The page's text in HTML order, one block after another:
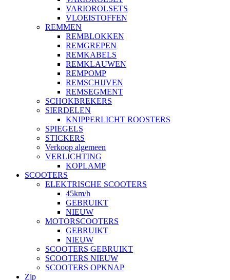
VARIOROLSETS
VLOEISTOFFEN
REMMEN
REMBLOKKEN
REMGREPEN
REMKABELS
REMKLAUWEN
REMPOMP
REMSCHIJVEN
REMSEGMENT
SCHOKBREKERS
SIERDELEN
KNIPPERLICHT ROOSTERS
SPIEGELS
STICKERS
Verkoop algemeen
VERLICHTING
KOPLAMP
SCOOTERS
ELEKTRISCHE SCOOTERS
45km/h
GEBRUIKT
NIEUW
MOTORSCOOTERS
GEBRUIKT
NIEUW
SCOOTERS GEBRUIKT
SCOOTERS NIEUW
SCOOTERS OPKNAP
Zip